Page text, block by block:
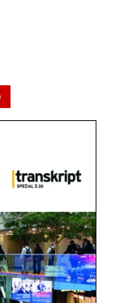
✕